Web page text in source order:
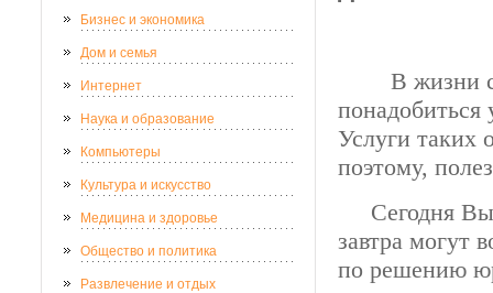
Бизнес и экономика
Дом и семья
Интернет
Наука и образование
Компьютеры
Культура и искусство
Медицина и здоровье
Общество и политика
Развлечение и отдых
В жизни
понадобиться
Услуги таких
поэтому,
Сегодня Вы
завтра могут
по решению